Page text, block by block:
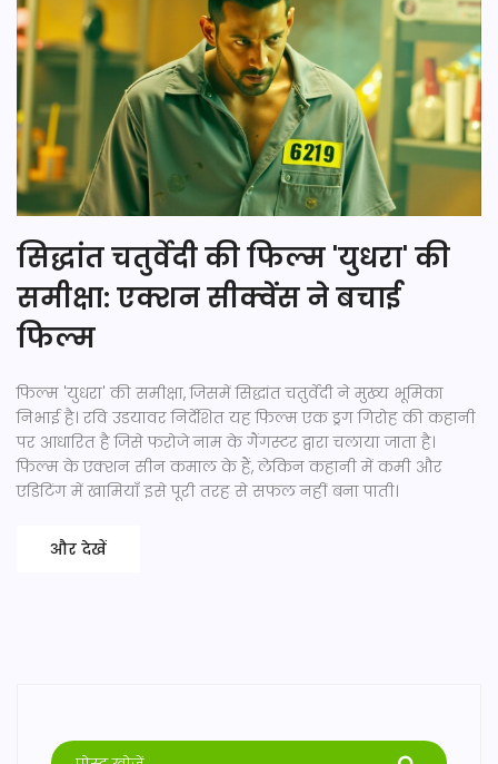
सिद्धांत चतुर्वेदी की फिल्म 'युधरा' की
समीक्षा: एक्शन सीक्वेंस ने बचाई
फिल्म
फिल्म 'युधरा' की समीक्षा, जिसमें सिद्धांत चतुर्वेदी ने मुख्य भूमिका
निभाई है। रवि उडयावर निर्देशित यह फिल्म एक ड्रग गिरोह की कहानी
पर आधारित है जिसे फरोजे नाम के गैंगस्टर द्वारा चलाया जाता है।
फिल्म के एक्शन सीन कमाल के हैं, लेकिन कहानी में कमी और
एडिटिंग में खामियाँ इसे पूरी तरह से सफल नहीं बना पाती।
और देखें